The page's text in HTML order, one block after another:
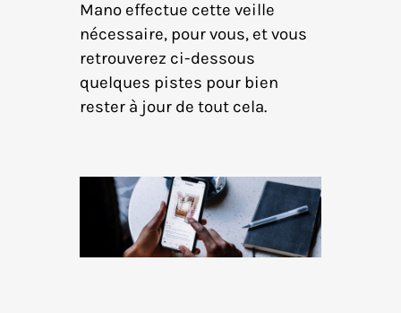
Mano effectue cette veille
nécessaire, pour vous, et vous
retrouverez ci-dessous
quelques pistes pour bien
rester à jour de tout cela.